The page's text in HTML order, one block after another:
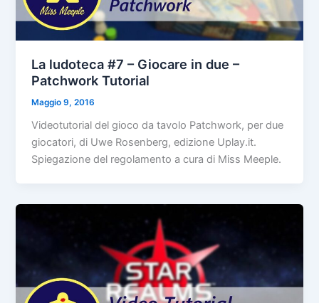
La ludoteca #7 – Giocare in due –
Patchwork Tutorial
Maggio 9, 2016
Videotutorial del gioco da tavolo Patchwork, per due
giocatori, di Uwe Rosenberg, edizione Uplay.it.
Spiegazione del regolamento a cura di Miss Meeple.